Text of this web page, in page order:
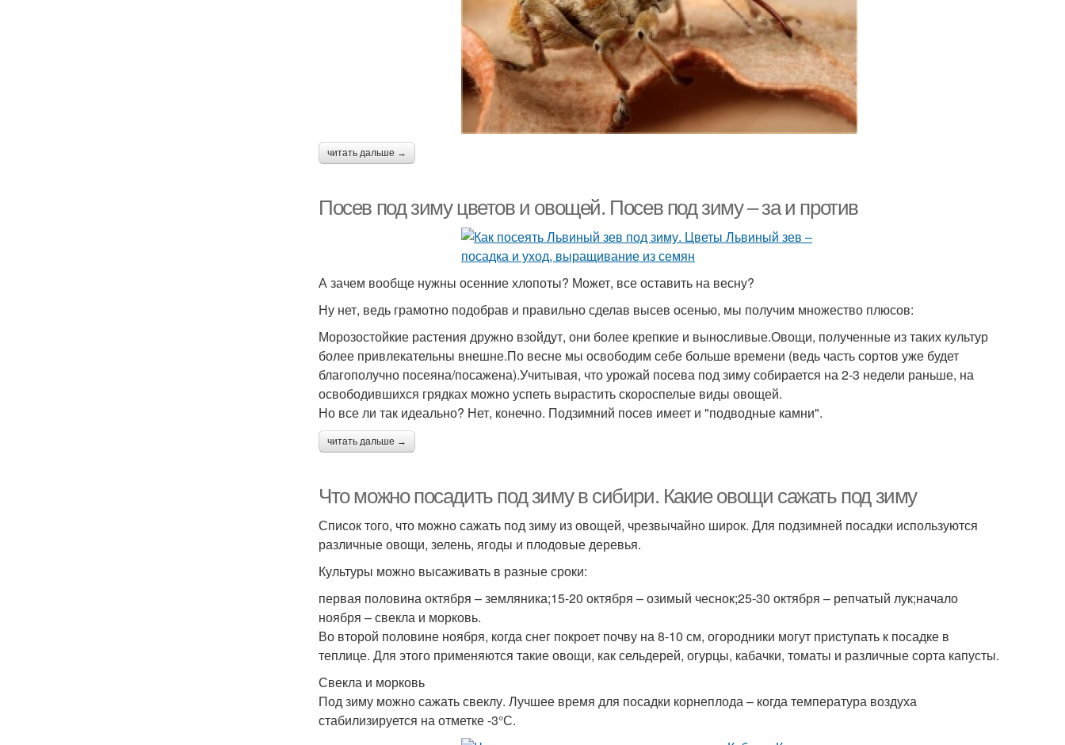
читать дальше →
Посев под зиму цветов и овощей. Посев под зиму – за и против
А зачем вообще нужны осенние хлопоты? Может, все оставить на весну?
Ну нет, ведь грамотно подобрав и правильно сделав высев осенью, мы получим множество плюсов:
Морозостойкие растения дружно взойдут, они более крепкие и выносливые.Овощи, полученные из таких культур
более привлекательны внешне.По весне мы освободим себе больше времени (ведь часть сортов уже будет
благополучно посеяна/посажена).Учитывая, что урожай посева под зиму собирается на 2-3 недели раньше, на
освободившихся грядках можно успеть вырастить скороспелые виды овощей.
Но все ли так идеально? Нет, конечно. Подзимний посев имеет и "подводные камни".
читать дальше →
Что можно посадить под зиму в сибири. Какие овощи сажать под зиму
Список того, что можно сажать под зиму из овощей, чрезвычайно широк. Для подзимней посадки используются
различные овощи, зелень, ягоды и плодовые деревья.
Культуры можно высаживать в разные сроки:
первая половина октября – земляника;15-20 октября – озимый чеснок;25-30 октября – репчатый лук;начало
ноября – свекла и морковь.
Во второй половине ноября, когда снег покроет почву на 8-10 см, огородники могут приступать к посадке в
теплице. Для этого применяются такие овощи, как сельдерей, огурцы, кабачки, томаты и различные сорта капусты.
Свекла и морковь
Под зиму можно сажать свеклу. Лучшее время для посадки корнеплода – когда температура воздуха
стабилизируется на отметке -3°С.